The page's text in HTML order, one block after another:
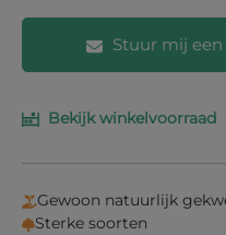
Stuur mij
Vul je e-mailadres in
voorraad is.
Bekijk winkelvoorraad
Gewoon natuurlijk
Sterke soorten